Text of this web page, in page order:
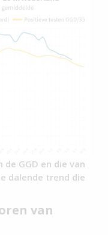
GGD en die van
dalende trend die
van